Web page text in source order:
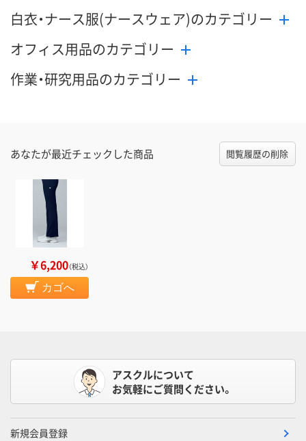
白衣・ナース服(ナースウェア)のカテゴリー
オフィス用品のカテゴリー
作業・研究用品のカテゴリー
あなたが最近チェックした商品 閲覧履歴の削除
￥6,200（税込）
カゴへ
アスクルについて
お気軽にご質問ください。
新規会員登録